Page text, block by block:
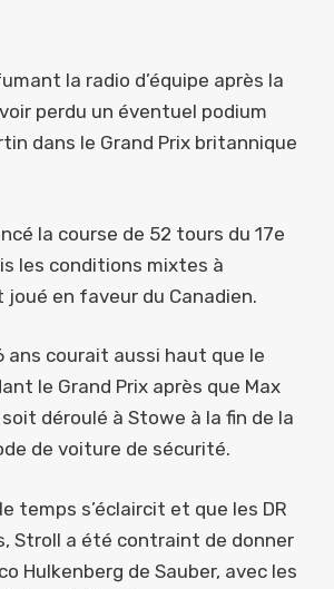
la radio d’équipe après la
perdu un éventuel podium
dans le Grand Prix britannique
la course de 52 tours du 17e
les conditions mixtes à
en faveur du Canadien.
ans courait aussi haut que le
le Grand Prix après que Max
déroulé à Stowe à la fin de la
de voiture de sécurité.
temps s’éclaircit et que les DR
Stroll a été contraint de donner
Hulkenberg de Sauber, avec les